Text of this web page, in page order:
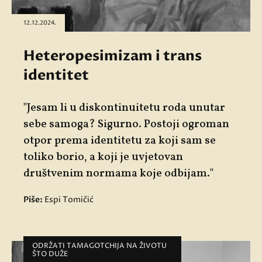
12.12.2024.
Heteropesimizam i trans
identitet
"Jesam li u diskontinuitetu roda unutar
sebe samoga? Sigurno. Postoji ogroman
otpor prema identitetu za koji sam se
toliko borio, a koji je uvjetovan
društvenim normama koje odbijam."
Piše: Espi Tomičić
ODRŽATI TAMAGOTCHIJA NA ŽIVOTU
ŠTO DUŽE